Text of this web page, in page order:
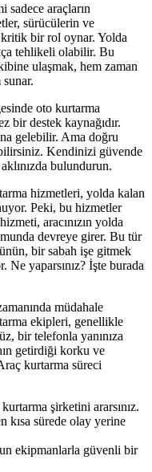
sadece araçların
sürücülerin ve
bir rol oynar. Yolda
tehlikeli olabilir. Bu
ulaşmak, hem zaman
oto kurtarma
bir destek kaynağıdır.
gelebilir. Ama doğru
Kendinizi güvende
bulundurun.
hizmetleri, yolda kalan
Peki, bu hizmetler
aracınızın yolda
devreye girer. Bu tür
bir sabah işe gitmek
Ne yaparsınız? İşte burada
müdahale
ekipleri, genellikle
bir telefonla yanınıza
getirdiği korku ve
kurtarma süreci
şirketini ararsınız.
kısa sürede olay yerine
ekipmanlarla güvenli bir